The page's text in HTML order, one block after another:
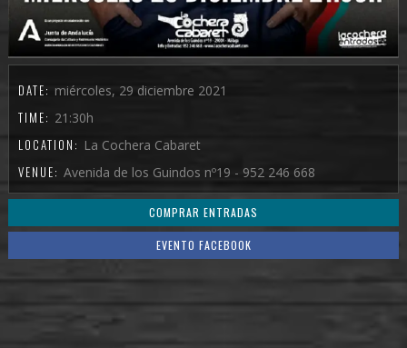
DATE: miércoles, 29 diciembre 2021
TIME: 21:30h
LOCATION: La Cochera Cabaret
VENUE: Avenida de los Guindos nº19 - 952 246 668
COMPRAR ENTRADAS
EVENTO FACEBOOK